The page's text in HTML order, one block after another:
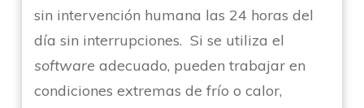
sin intervención humana las 24 horas del
día sin interrupciones. Si se utiliza el
software adecuado, pueden trabajar en
condiciones extremas de frío o calor,